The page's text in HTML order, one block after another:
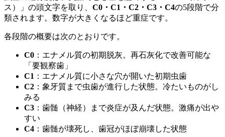
ス）」の頭文字を取り、 C0・C1・C2・C3・C4の5段階で分
類されます。数字が大きくなるほど重症です。
各段階の概要は次のとおりです。
C0 ：エナメル質の初期脱灰。再石灰化で改善可能な
「要観察歯」
C1 ：エナメル質に小さな穴が開いた初期虫歯
C2 ：象牙質まで虫歯が進行した状態。冷たいものがし
みる
C3 ：歯髄（神経）まで炎症が及んだ状態。激痛が出や
すい
C4 ：歯髄が壊死し、歯冠がほぼ崩壊した状態